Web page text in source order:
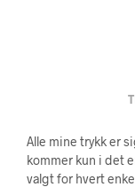
Alle mine trykk er
kommer kun i det
valgt for hvert